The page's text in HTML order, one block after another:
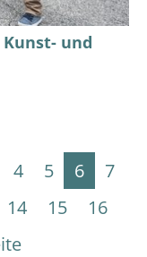
und
4 5 6
7
14 15
16